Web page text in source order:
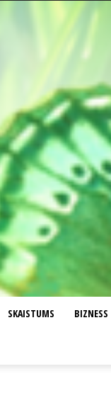
SKAISTUMS BIZNESS